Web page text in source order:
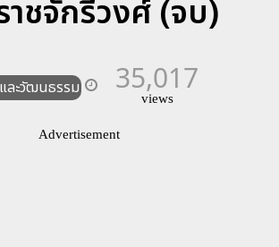
ชจักรีวงศ์ (จบ)
ละวัฒนธรรม 35,017
views
Advertisement